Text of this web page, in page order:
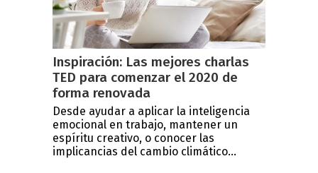
Inspiración: Las mejores charlas
TED para comenzar el 2020 de
forma renovada
Desde ayudar a aplicar la inteligencia
emocional en trabajo, mantener un
espíritu creativo, o conocer las
implicancias del cambio climático...